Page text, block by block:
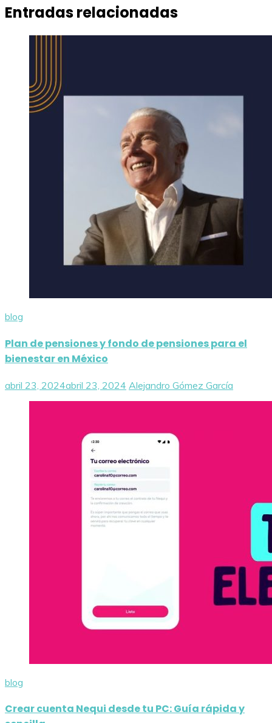
Entradas relacionadas
blog
Plan de pensiones y fondo de pensiones para el
bienestar en México
abril 23, 2024abril 23, 2024 Alejandro Gómez García
blog
Crear cuenta Nequi desde tu PC: Guía rápida y